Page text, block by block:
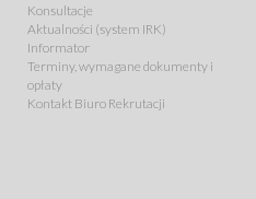
Konsultacje
Aktualności (system IRK)
Informator
Terminy, wymagane dokumenty i
opłaty
Kontakt Biuro Rekrutacji